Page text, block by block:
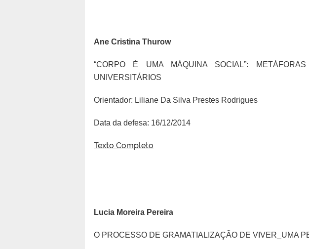
Ane Cristina Thurow
“CORPO É UMA MÁQUINA SOCIAL”:
UNIVERSITÁRIOS
Orientador: Liliane Da Silva Prestes Rodrigues
Data da defesa: 16/12/2014
Texto Completo
Lucia Moreira Pereira
O PROCESSO DE GRAMATIALIZAÇÃO DE VIVER_UMA